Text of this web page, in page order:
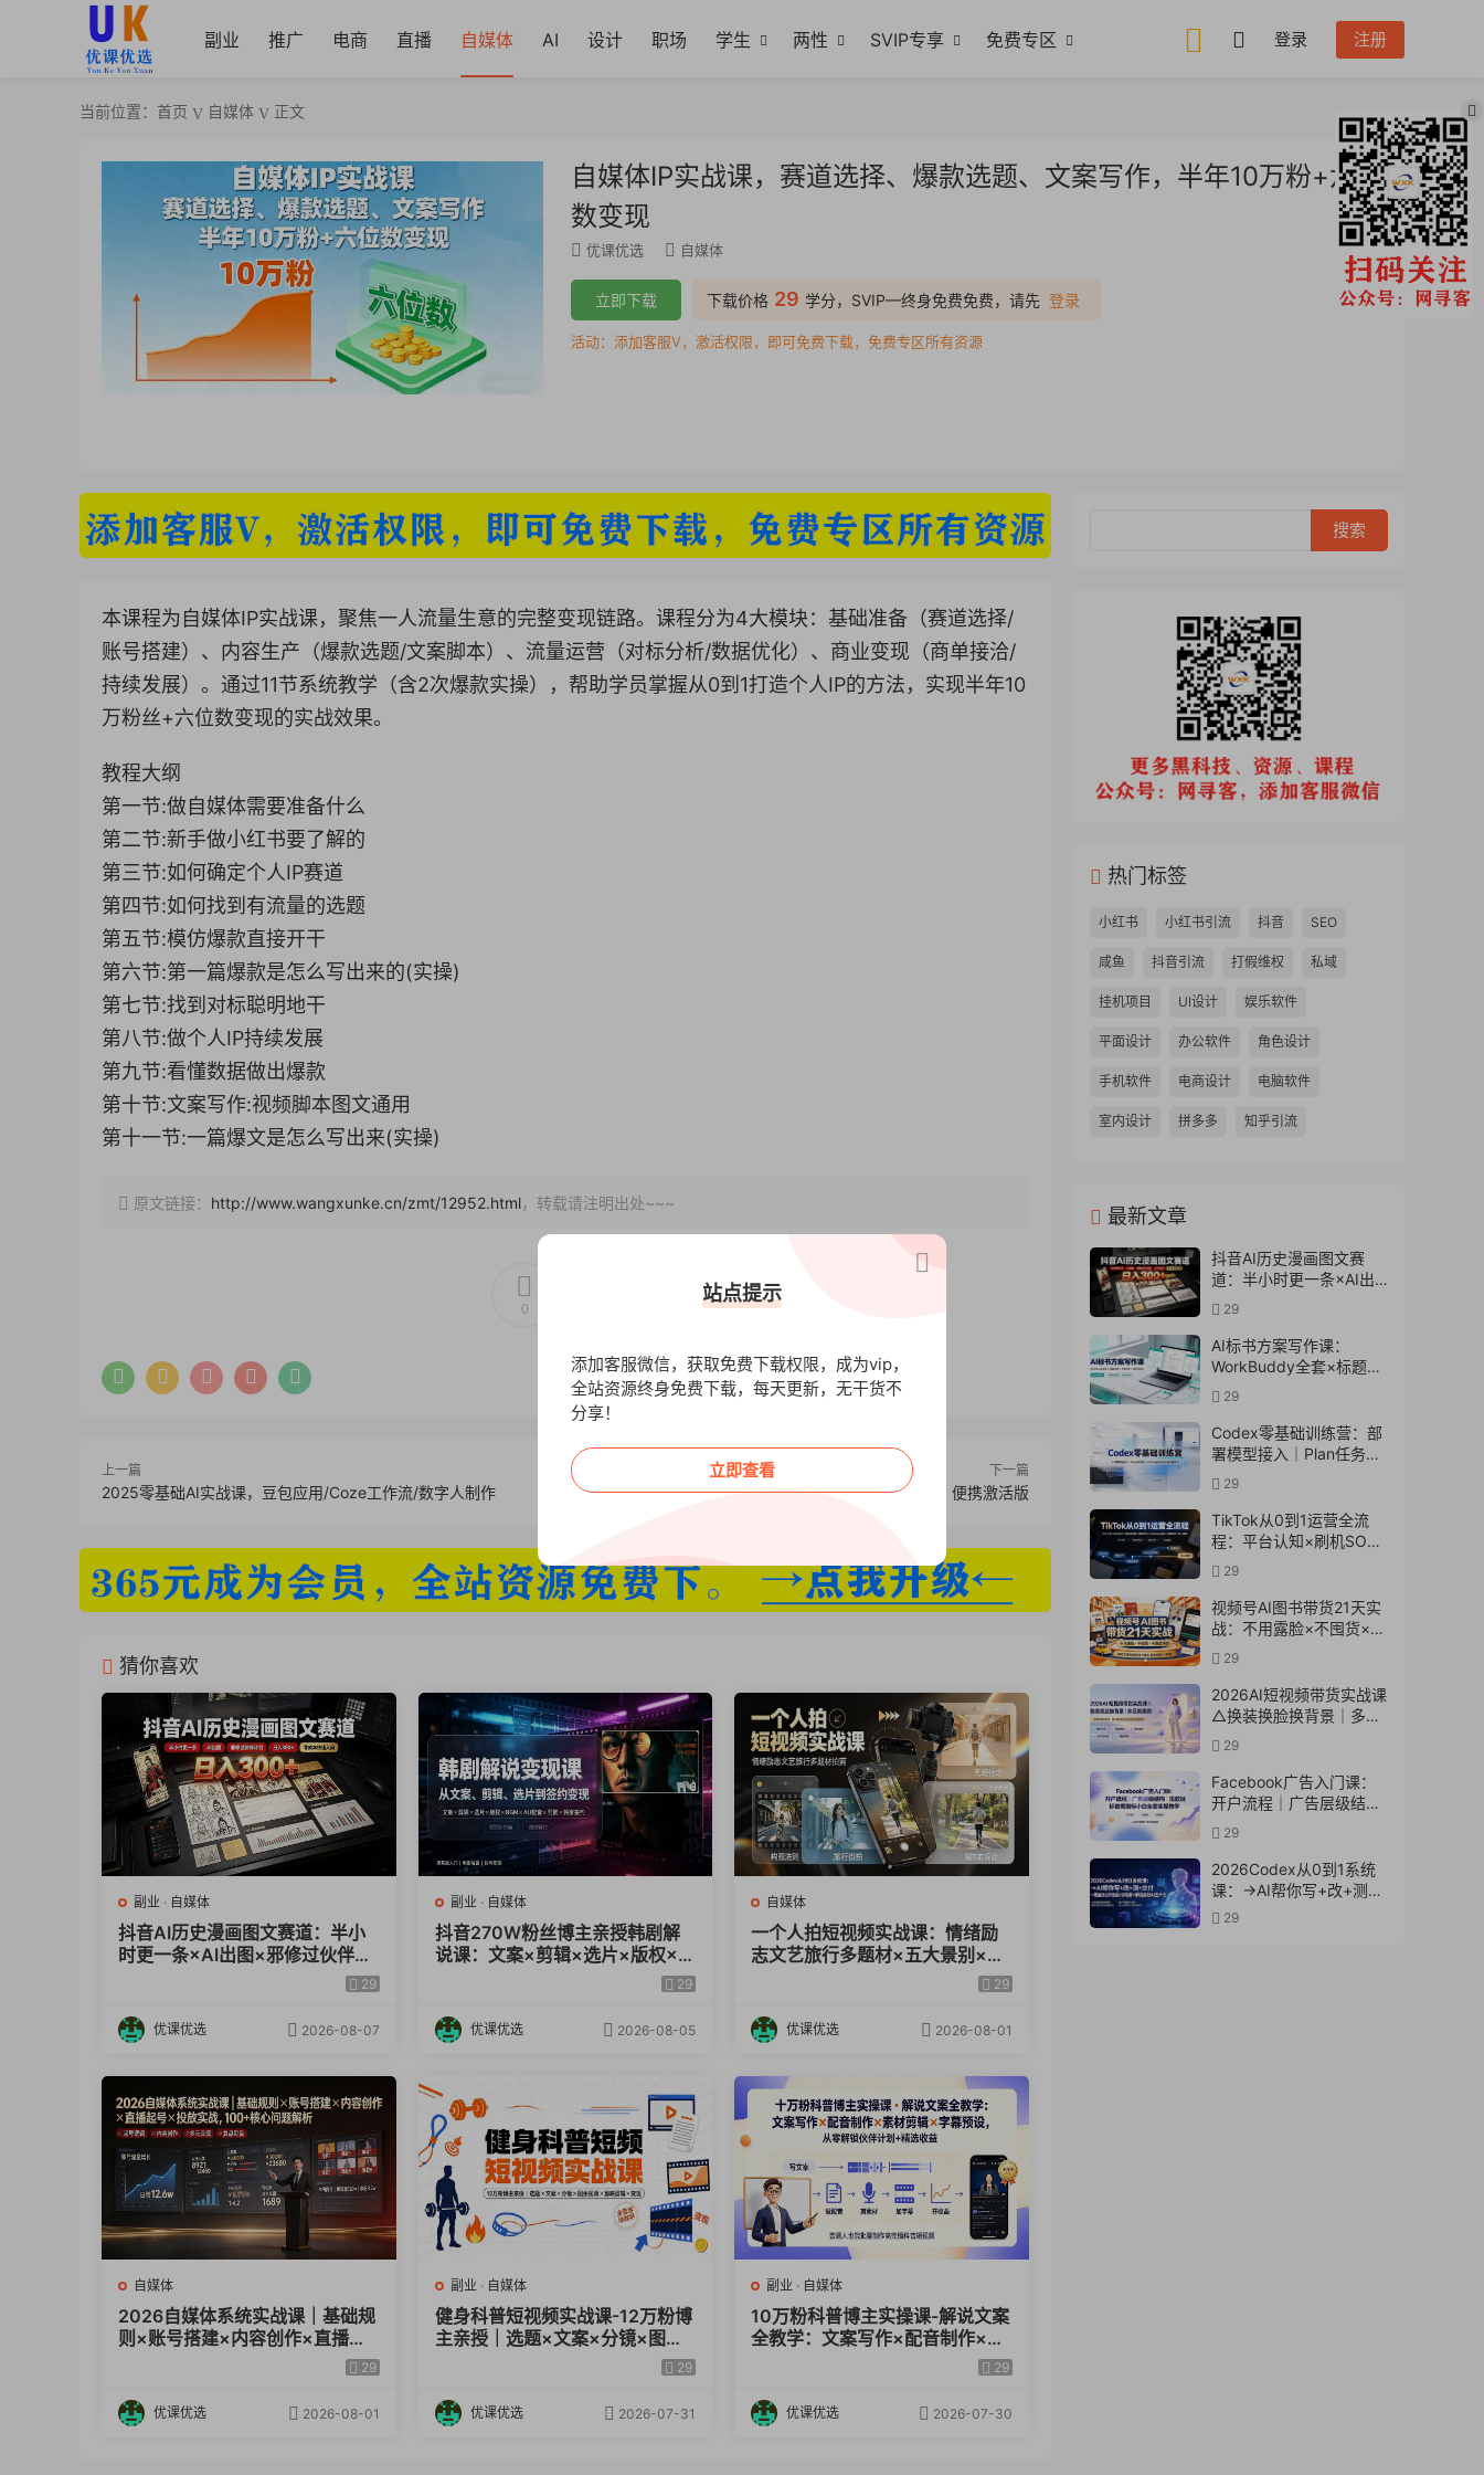
副业 推广 电商 直播 自媒体 AI 设计 职场 学生 两性 SVIP专享 免费专区 登录 注册
当前位置： 首页 自媒体 正文
自媒体IP实战课，赛道选择、爆款选题、文案写作，半年10万粉+六位
数变现
优课优选 自媒体 推广
下载价格 29 学分，SVIP—终身免费免费，请先 登录
立即下载
活动：添加客服V，激活权限，即可免费下载，免费专区所有资源
本课程为自媒体IP实战课，聚焦一人流量生意的完整变现链路。课程分为4大模块：基础准备（赛道选择/
账号搭建）、内容生产（爆款选题/文案脚本）、流量运营（对标分析/数据优化）、商业变现（商单接洽/
持续发展）。通过11节系统教学（含2次爆款实操），帮助学员掌握从0到1打造个人IP的方法，实现半年10
万粉丝+六位数变现的实战效果。
教程大纲
第一节:做自媒体需要准备什么
第二节:新手做小红书要了解的
第三节:如何确定个人IP赛道
第四节:如何找到有流量的选题
第五节:模仿爆款直接开干
第六节:第一篇爆款是怎么写出来的(实操)
第七节:找到对标聪明地干
第八节:做个人IP持续发展
第九节:看懂数据做出爆款
第十节:文案写作:视频脚本图文通用
第十一节:一篇爆文是怎么写出来(实操)
原文链接： http://www.wangxunke.cn/zmt/12952.html，转载请注明出处~~~
0
上一篇
2025零基础AI实战课，豆包应用/Coze工作流/数字人制作
下一篇
软件安装监控及卸载工具 Soft Organizer Pro v10.30 便携激活版
猜你喜欢
副业 · 自媒体
抖音AI历史漫画图文赛道：半小
时更一条×AI出图×邪修过伙伴计
划×日入300+，零成本快速入局
29
优课优选 2026-08-07
副业· 自媒体
抖音270W粉丝博主亲授韩剧解
说课：文案×剪辑×选片×版权×B
GM×AU配音×封面×独家签约，29
优课优选 2026-08-05
自媒体
一个人拍短视频实战课：情绪励
志文艺旅行多题材×五大景别×黄
金构图×八大运镜，从拍摄到成片
29
优课优选 2026-08-01
自媒体
2026自媒体系统实战课｜基础规
则×账号搭建×内容创作×直播起
号×投放实战，100+核心问题解29
优课优选 2026-08-01
副业· 自媒体
健身科普短视频实战课-12万粉博
主亲授｜选题×文案×分镜×图生
视频×剪映剪辑×变现，全套落地
29
优课优选 2026-07-31
副业 · 自媒体
10万粉科普博主实操课-解说文案
全教学：文案写作×配音制作×素
材剪辑×字幕预设，从零解锁伙伴
29
优课优选 2026-07-30
热门标签
小红书 小红书引流 抖音 SEO
咸鱼 抖音引流 打假维权 私域
挂机项目 UI设计 娱乐软件
平面设计 办公软件 角色设计
手机软件 电商设计 电脑软件
室内设计 拼多多 知乎引流
最新文章
抖音AI历史漫画图文赛
道：半小时更一条×AI出
图×邪修过伙伴计划×日入
300+，零成本快速入局
29
AI标书方案写作课：
WorkBuddy全套×标题生
成×方案大纲×提示词技巧
×废标点检查×豆包流程
图，高效出方案
29
Codex零基础训练营：部
署模型接入｜Plan任务规
划｜Office自动生成全套
实操教学
29
TikTok从0到1运营全流
程：平台认知×刷机SOP×
指纹浏览器×爆款对标
×Kalodata选品×店铺后台
×达人建联
29
视频号AI图书带货21天实
战：不用露脸×不囤货×不
发愁内容，AI写文案做视
频挂小黄车，佣金
50%+爆单
29
2026AI短视频带货实战课
△换装换脸换背景｜多品
类案例｜矩阵橱窗运营全
套实操教学
29
Facebook广告入门课：
开户流程｜广告层级结构
｜投放目标数据指标小白
全套实操教学
29
2026Codex从0到1系统
课：→AI帮你写+改+测
+交付→覆盖办公开发设
29
站点提示
添加客服微信，获取免费下载权限，成为vip，
全站资源终身免费下载，每天更新，无干货不
分享！
立即查看